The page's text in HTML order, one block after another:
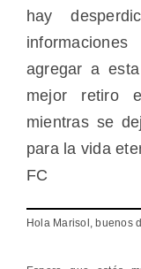
hay
agregar a
mejor retiro
mientras se
para la vida
FC
Hola Marisol, buenos